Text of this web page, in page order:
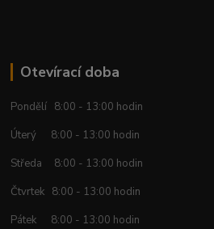
Otevírací doba
Pondělí 8:00 - 13:00 hodin
Úterý 8:00 - 13:00 hodin
Středa 8:00 - 13:00 hodin
Čtvrtek 8:00 - 13:00 hodin
Pátek 8:00 - 13:00 hodin